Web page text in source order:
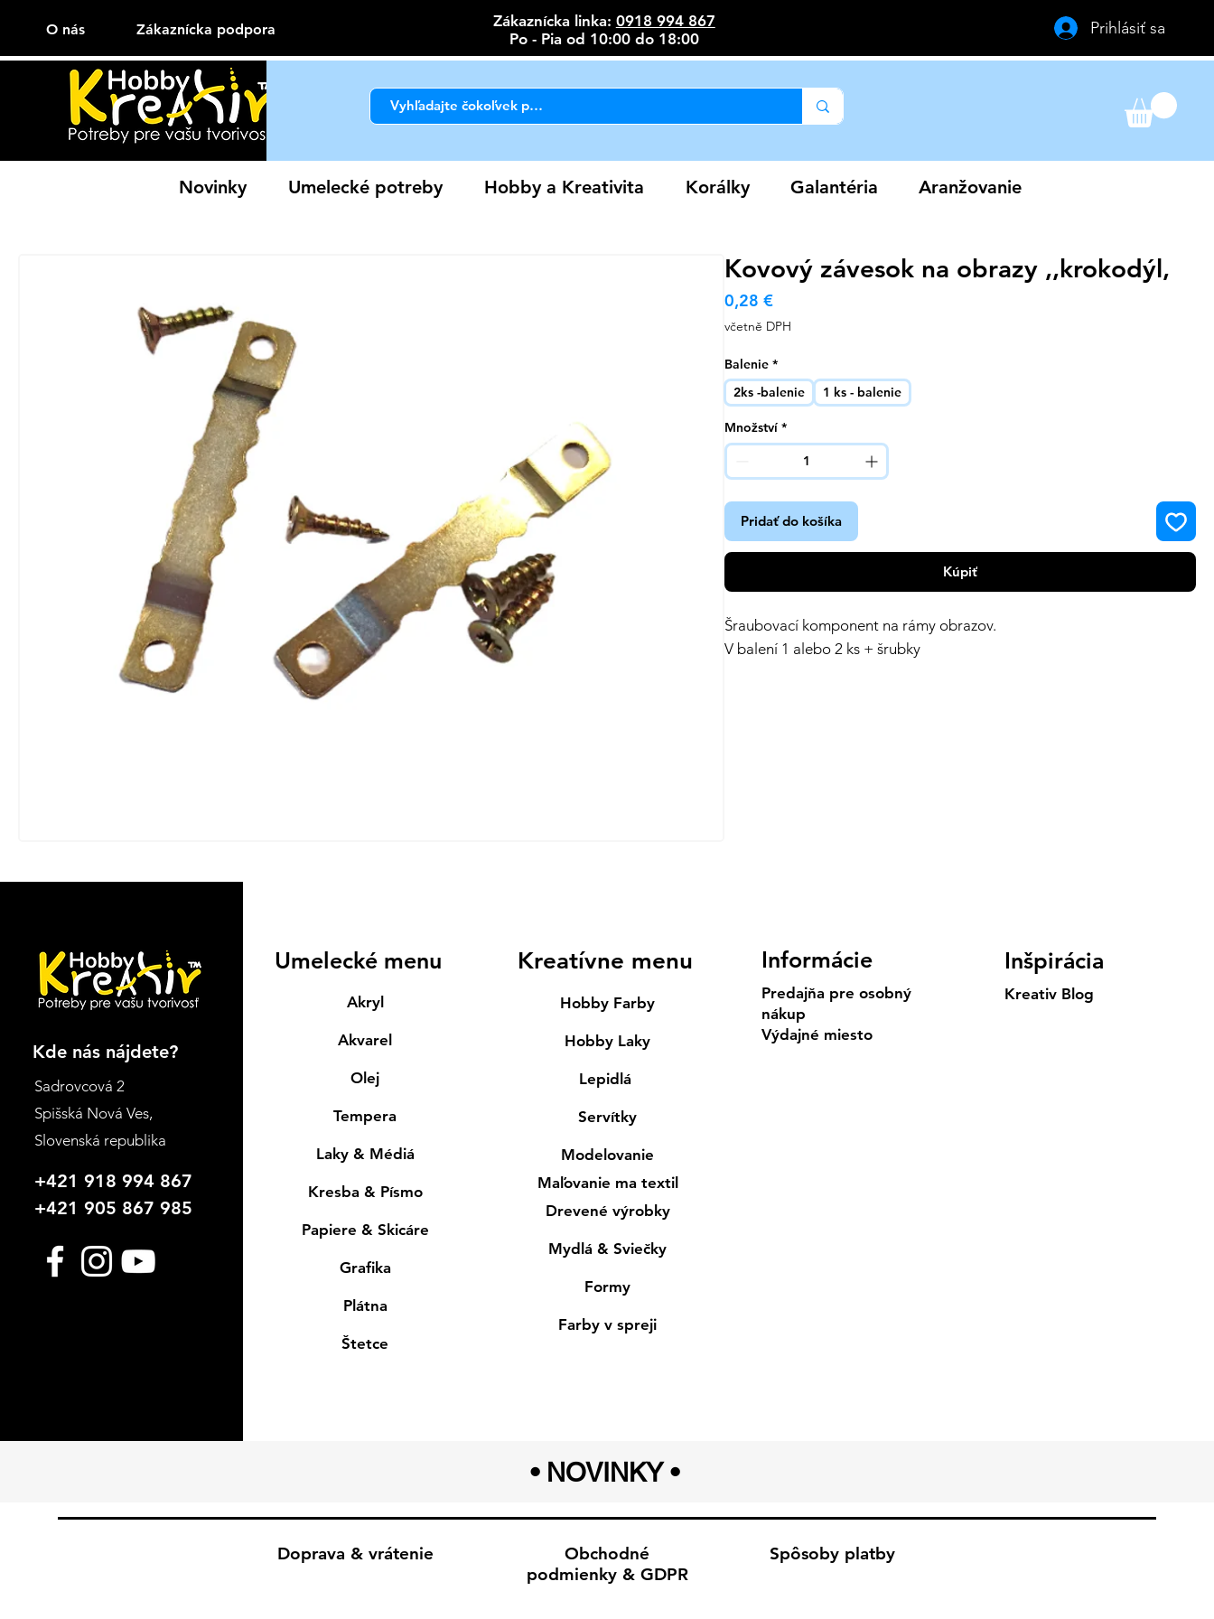
O nás Zákaznícka podpora Zákaznícka linka: 0918 994 867
Po - Pia od 10:00 do 18:00
Prihlásiť sa
Novinky Umelecké potreby Hobby a Kreativita Korálky Galantéria Aranžovanie
Kovový závesok na obrazy ,,krokodýl,
0,28 €Cena
včetně DPH
Balenie *
2ks -balenie
1 ks - balenie
Množství *
Pridať do košíka
Kúpiť
Šraubovací komponent na rámy obrazov.
V balení 1 alebo 2 ks + šrubky
Kde nás nájdete?
Sadrovcová 2
Spišská Nová Ves,
Slovenská republika
+421 918 994 867
+421 905 867 985
Umelecké menu
Akryl
Akvarel
Olej
Tempera
Laky & Médiá
Kresba & Písmo
Papiere & Skicáre
Grafika
Plátna
Štetce
Kreatívne menu
Hobby Farby
Hobby Laky
Lepidlá
Servítky
Modelovanie
Maľovanie ma textil
Drevené výrobky
Mydlá & Sviečky
Formy
Farby v spreji
Informácie
Predajňa pre osobný
nákup
Výdajné miesto
Inšpirácia
Kreativ Blog
• NOVINKY •
Doprava & vrátenie
Obchodné
podmienky & GDPR
Spôsoby platby